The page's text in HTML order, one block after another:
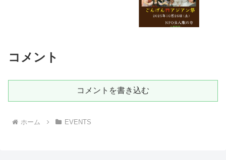
コメント
コメントを書き込む
ホーム EVENTS